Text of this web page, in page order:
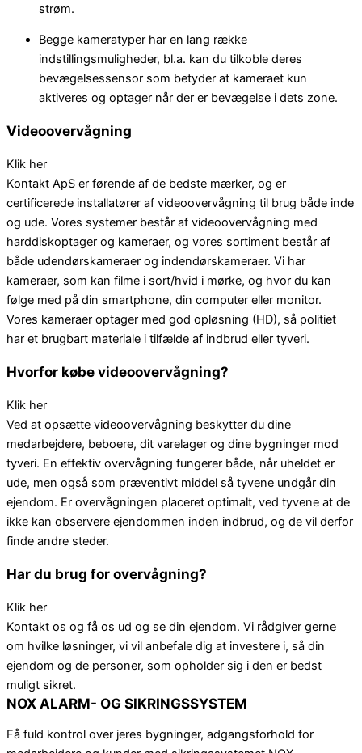
strøm.
Begge kameratyper har en lang række
indstillingsmuligheder, bl.a. kan du tilkoble deres
bevægelsessensor som betyder at kameraet kun
aktiveres og optager når der er bevægelse i dets zone.
Videoovervågning
Klik her
Kontakt ApS er førende af de bedste mærker, og er
certificerede installatører af videoovervågning til brug både inde
og ude. Vores systemer består af videoovervågning med
harddiskoptager og kameraer, og vores sortiment består af
både udendørskameraer og indendørskameraer. Vi har
kameraer, som kan filme i sort/hvid i mørke, og hvor du kan
følge med på din smartphone, din computer eller monitor.
Vores kameraer optager med god opløsning (HD), så politiet
har et brugbart materiale i tilfælde af indbrud eller tyveri.
Hvorfor købe videoovervågning?
Klik her
Ved at opsætte videoovervågning beskytter du dine
medarbejdere, beboere, dit varelager og dine bygninger mod
tyveri. En effektiv overvågning fungerer både, når uheldet er
ude, men også som præventivt middel så tyvene undgår din
ejendom. Er overvågningen placeret optimalt, ved tyvene at de
ikke kan observere ejendommen inden indbrud, og de vil derfor
finde andre steder.
Har du brug for overvågning?
Klik her
Kontakt os og få os ud og se din ejendom. Vi rådgiver gerne
om hvilke løsninger, vi vil anbefale dig at investere i, så din
ejendom og de personer, som opholder sig i den er bedst
muligt sikret.
NOX ALARM- OG SIKRINGSSYSTEM
Få fuld kontrol over jeres bygninger, adgangsforhold for